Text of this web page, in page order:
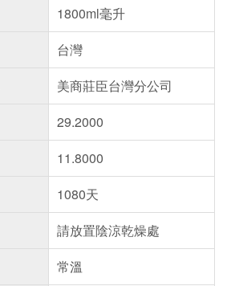
1800ml毫升
台灣
美商莊臣台灣分公司
29.2000
11.8000
1080天
請放置陰涼乾燥處
常溫